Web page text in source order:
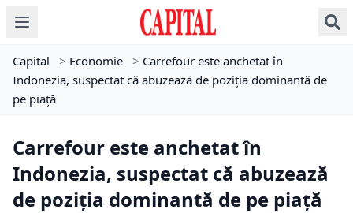
Capital > Economie > Carrefour este anchetat în
Indonezia, suspectat că abuzează de poziţia dominantă de
pe piaţă
Carrefour este anchetat în
Indonezia, suspectat că abuzează
de poziţia dominantă de pe piaţă